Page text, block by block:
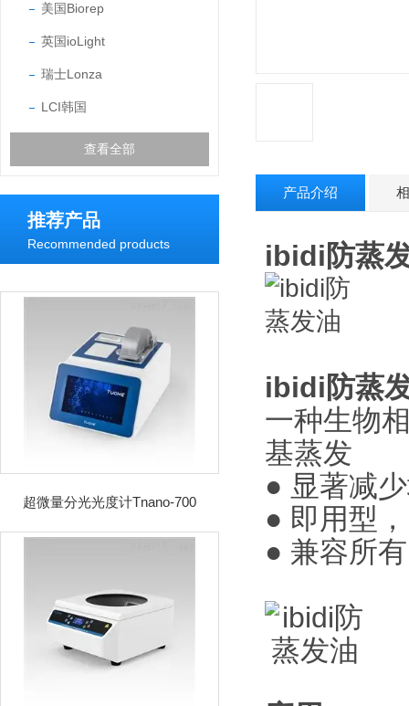
美国Biorep
英国ioLight
瑞士Lonza
LCI韩国
查看全部
推荐产品
Recommended products
超微量分光光度计Tnano-700
产品介绍
ibidi防蒸
ibidi防蒸
一种生物
基蒸发
● 显著减
● 即用型
● 兼容所